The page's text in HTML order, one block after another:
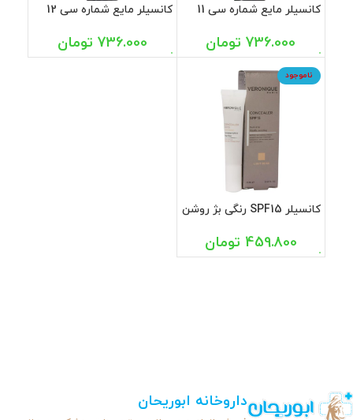
کانسیلر مایع شماره سی 11
736.000 تومان
کانسیلر مایع شماره سی 12
736.000 تومان
ناموجود
کانسیلر SPF15 رنگی بژ روشن
459.800 تومان
داروخانه ابوریحان